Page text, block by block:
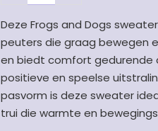
Happy
with
You
Big
Smile
Twilight
Blue
Deze Frogs and Dogs
peuters die graag bewegen
en biedt comfort gedurende
positieve en speelse
pasvorm is deze sweater
trui die warmte en